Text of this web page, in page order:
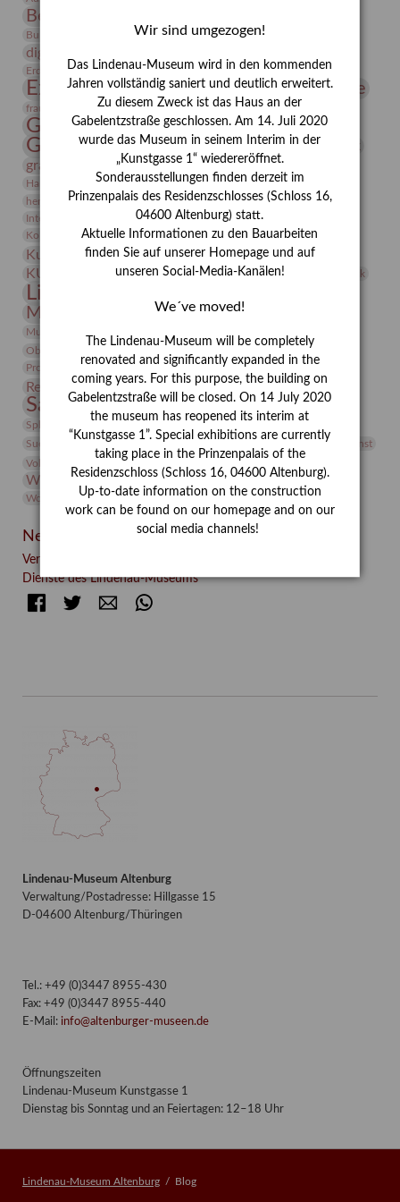
Bernhard August von Lindenau
Burg Posterstein Conrad Felixmüller Depot
digitallabor
Erdmann Julius Dietrich
Erlebnisportal estrusker Exlibris
Expressionismus Festrede Florenz Fotografie
frauen Frauen in der Antike und heute
Gerhard-Altenbourg-Preis
Gerhard Altenbourg
Gerhard Kurt Müller
grafische sammlung griechische Mythologie
Hanns-Conon von der Gabelentz Heinrich Kirchhoff Heldinnen
herman de vries Humboldt
Insekten
Integriertes Schädlingsmanagement
Italien Jahresempfang
Kolosseum
Kooperationsausstellung Korkmodelle Kunst
Kunstmuseum Kunstvermittlung Kunst von Kühl
KUNSTWAND Kurs Künstler Künstlerin Lehmbruck
Lindenau-Museum
Museumsgeschichte Museumsnacht
Museumspädagogik Natur
Objekt im Fokus
Phelloplastik
Pohlhof
Provenienz
Provenienzforschung
Restaurierung Rudi Lesser Ruth Wolf-Rehfeld
Sammlung Samstagszeichner Skulptur
Sonderausstellung
Sphinx
studio Studio Bildende Kunst
Suermondt-Ludwig-Museum
Vermittlung
Videokunst
Volontariat
Walter Rheiner Werefkin
Werkbetrachtung Winter Wissenschaft
Wolf and Dog
Wolf und Hund
Zirkuswoche
Neueste Beiträge
Verschenkt, verkauft, vergessen? – Kunstdetektivinnen im
Dienste des Lindenau-Museums
FacebookTwitter E-mail
Lindenau-Museum Altenburg
Verwaltung/Postadresse: Hillgasse 15
D-04600 Altenburg/Thüringen
Tel.: +49 (0)3447 8955-430
Fax: +49 (0)3447 8955-440
E-Mail: info@altenburger-museen.de
Öffnungszeiten
Lindenau-Museum Kunstgasse 1
Dienstag bis Sonntag und an Feiertagen: 12–18 Uhr
Lindenau-Museum Altenburg Blog
Wir sind umgezogen!
Das Lindenau-Museum wird in den kommenden
Jahren vollständig saniert und deutlich erweitert.
Zu diesem Zweck ist das Haus an der
Gabelentzstraße geschlossen. Am 14. Juli 2020
wurde das Museum in seinem Interim in der
„Kunstgasse 1“ wiedereröffnet.
Sonderausstellungen finden derzeit im
Prinzenpalais des Residenzschlosses (Schloss 16,
04600 Altenburg) statt.
Aktuelle Informationen zu den Bauarbeiten
finden Sie auf unserer Homepage und auf
unseren Social-Media-Kanälen!
We´ve moved!
The Lindenau-Museum will be completely
renovated and significantly expanded in the
coming years. For this purpose, the building on
Gabelentzstraße will be closed. On 14 July 2020
the museum has reopened its interim at
“Kunstgasse 1”. Special exhibitions are currently
taking place in the Prinzenpalais of the
Residenzschloss (Schloss 16, 04600 Altenburg).
Up-to-date information on the construction
work can be found on our homepage and on our
social media channels!